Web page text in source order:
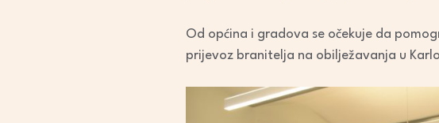
Od općina i gradova se očekuje da
prijevoz branitelja na obilježavanja u